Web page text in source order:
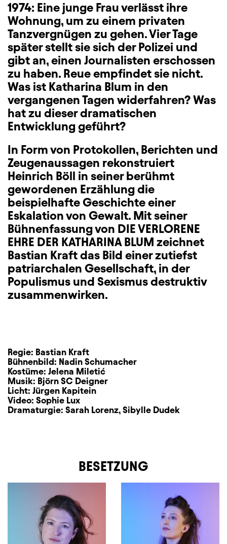
1974: Eine junge Frau verlässt ihre
Wohnung, um zu einem privaten
Tanzvergnügen zu gehen. Vier Tage
später stellt sie sich der Polizei und
gibt an, einen Journalisten erschossen
zu haben. Reue empfindet sie nicht.
Was ist Katharina Blum in den
vergangenen Tagen widerfahren? Was
hat zu dieser dramatischen
Entwicklung geführt?
In Form von Protokollen, Berichten und
Zeugenaussagen rekonstruiert
Heinrich Böll in seiner berühmt
gewordenen Erzählung die
beispielhafte Geschichte einer
Eskalation von Gewalt. Mit seiner
Bühnenfassung von DIE VERLORENE
EHRE DER KATHARINA BLUM zeichnet
Bastian Kraft das Bild einer zutiefst
patriarchalen Gesellschaft, in der
Populismus und Sexismus destruktiv
zusammenwirken.
Regie: Bastian Kraft
Bühnenbild: Nadin Schumacher
Kostüme: Jelena Miletić
Musik: Björn SC Deigner
Licht: Jürgen Kapitein
Video: Sophie Lux
Dramaturgie: Sarah Lorenz, Sibylle Dudek
BESETZUNG